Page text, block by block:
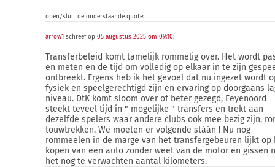
open/sluit de onderstaande quote:
arrow1 schreef op05 augustus 2025 om 09:10:
Transferbeleid komt tamelijk rommelig over. Het wordt
en meten en de tijd om volledig op elkaar in te zijn
ontbreekt. Ergens heb ik het gevoel dat nu ingezet wordt
fysiek en speelgerechtigd zijn en ervaring op doorgaans
niveau. DtK komt sloom over of beter gezegd, Feyenoord
steekt teveel tijd in " mogelijke " transfers en trekt aan
dezelfde spelers waar andere clubs ook mee bezig zijn,
touwtrekken. We moeten er volgende stáán ! Nu nog
rommeelen in de marge van het transfergebeuren lijkt op
kopen van een auto zonder weet van de motor en gissen
het nog te verwachten aantal kilometers.